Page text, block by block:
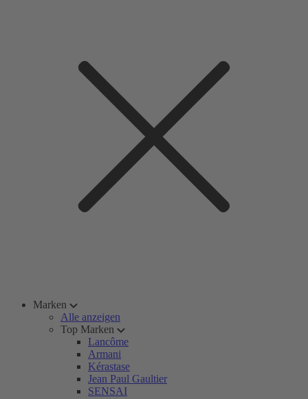
Marken
Alle anzeigen
Top Marken
Lancôme
Armani
Kérastase
Jean Paul Gaultier
SENSAI